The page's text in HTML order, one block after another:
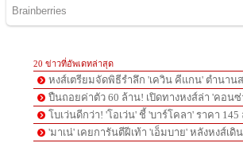
20 ข่าวที่อัพเดทล่าสุด
หงส์เตรียมจัดพิธีรำลึก 'เควิน คีแกน' ตำนาน
ปืนถอยค่าตัว 60 ล้าน! เปิดทางหงส์ล่า 'คอนซ่
โบเว่นดีกว่า! 'โอเว่น' ชี้ 'บาร์โคลา' ราคา
'มาเน่' เคยการันตีฝีเท้า 'เอ็มบาย' หลังหงส์เดิ